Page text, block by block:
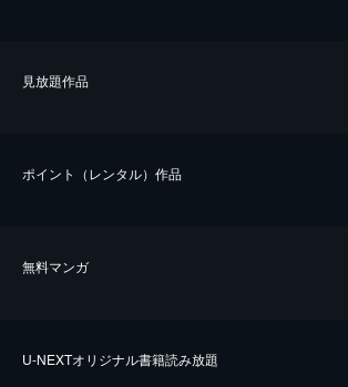
⾒放題作品
ポイント（レンタル）作品
無料マンガ
U-NEXTオリジナル書籍読み放題